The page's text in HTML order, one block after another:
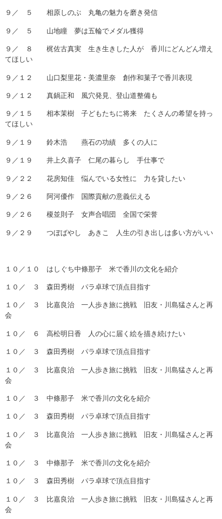
９／ ５ 相原しのぶ 丸亀の魅力を磨き発信
９／ ５ 山地瞳 夢は五輪でメダル獲得
９／ ８ 梶佐古真実 生き生きした人が 香川にどんどん増え
てほしい
９／１２ 山口梨里花・美濃里奈 創作和菓子で香川表現
９／１２ 真鍋正和 風穴発見、登山道整備も
９／１５ 相本茉樹 子どもたちに将来 たくさんの希望を持っ
てほしい
９／１９ 鈴木浩 燕石の功績 多くの人に
９／１９ 井上久喜子 仁尾の暮らし 手仕事で
９／２２ 花房知佳 悩んでいる女性に 力を貸したい
９／２６ 阿河優作 国際貢献の意義伝える
９／２６ 榎並則子 女声合唱団 全国で栄誉
９／２９ つぼばやし あきこ 人生の引き出しは多い方がいい
１０／１０ はしぐち中條那子 米で香川の文化を紹介
１０／ ３ 森田秀樹 パラ卓球で頂点目指す
１０／ ３ 比嘉良治 一人歩き旅に挑戦 旧友・川島猛さんと再
会
１０／ ６ 高松明日香 人の心に届く絵を描き続けたい
１０／ ３ 森田秀樹 パラ卓球で頂点目指す
１０／ ３ 比嘉良治 一人歩き旅に挑戦 旧友・川島猛さんと再
会
１０／ ３ 中條那子 米で香川の文化を紹介
１０／ ３ 森田秀樹 パラ卓球で頂点目指す
１０／ ３ 比嘉良治 一人歩き旅に挑戦 旧友・川島猛さんと再
会
１０／ ３ 中條那子 米で香川の文化を紹介
１０／ ３ 森田秀樹 パラ卓球で頂点目指す
１０／ ３ 比嘉良治 一人歩き旅に挑戦 旧友・川島猛さんと再
会